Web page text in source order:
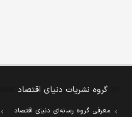
گروه نشریات دنیای اقتصاد
معرفی گروه رسانه‌ای دنیای اقتصاد